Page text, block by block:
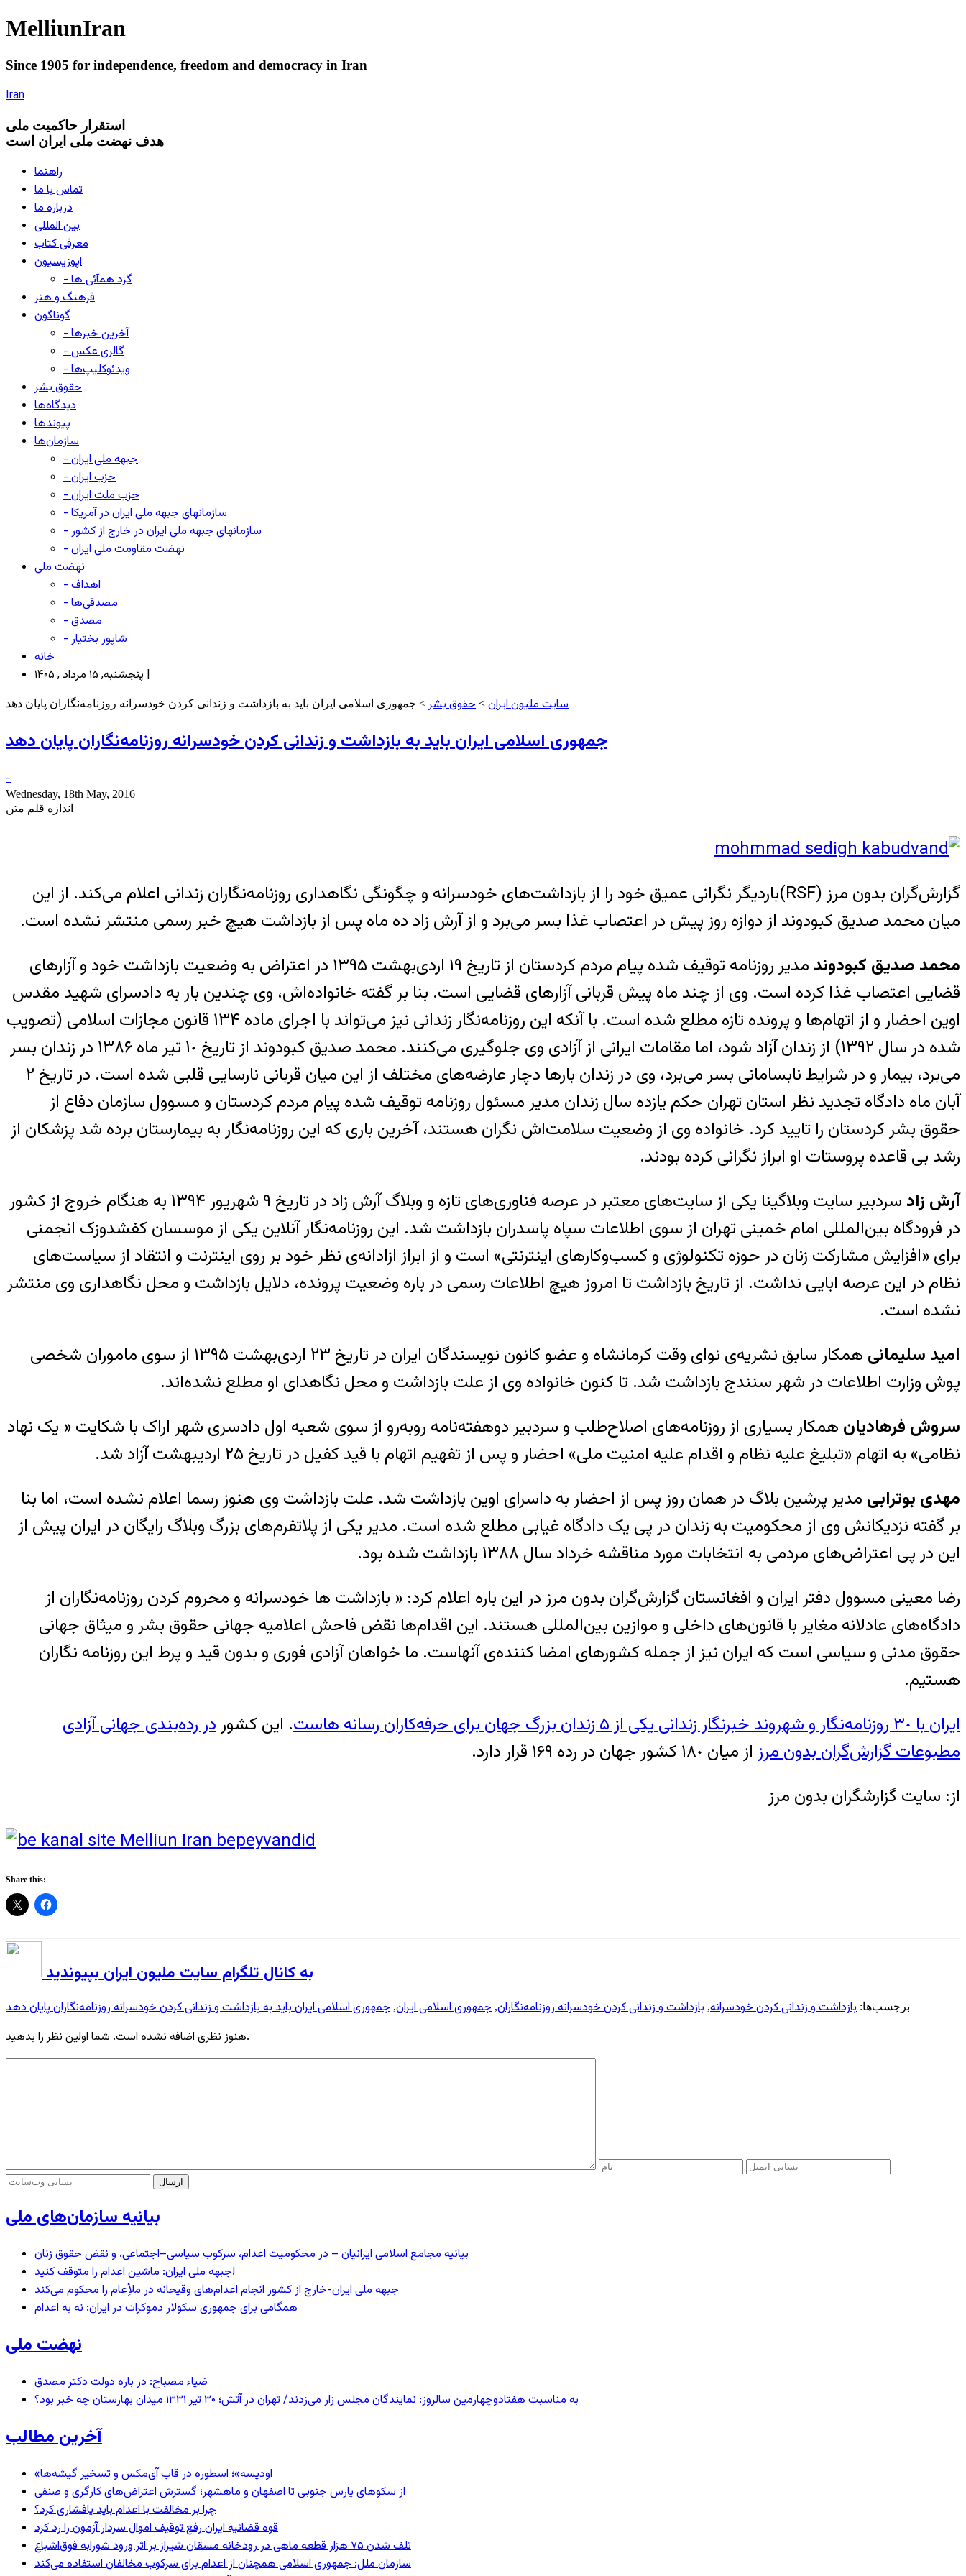
MelliunIran
Since 1905 for independence, freedom and democracy in Iran
Iran
استقرار حاکميت ملی
هدف نهضت ملی ایران است
راهنما
تماس با ما
درباره ما
بین المللی
معرفی کتاب
اپوزیسیون
- گرد همآئی ها
فرهنگ و هنر
گوناگون
- آخرین خبرها
- گالری عکس
- ویدئوکلیپ‌ها
حقوق بشر
دیدگاه‌ها
پیوندها
سازمان‌ها
- جبهه ملی ایران
- حزب ایران
- حزب ملت ایران
- سازمانهای جبهه ملی ایران در آمریکا
- سازمانهای جبهه ملی ایران در خارج از کشور
- نهضت مقاومت ملی ایران
نهضت ملی
- اهداف
- مصدقی‌ها
- مصدق
- شاپور بختیار
خانه
پنجشنبه, ۱۵ مرداد , ۱۴۰۵ |
سایت ملیون ایران > حقوق بشر > جمهوری اسلامی ایران باید به بازداشت‌ و زندانی کردن خودسرانه روزنامه‌نگاران پایان دهد
جمهوری اسلامی ایران باید به بازداشت‌ و زندانی کردن خودسرانه روزنامه‌نگاران پایان دهد
-
Wednesday, 18th May, 2016
اندازه قلم متن
گزارش‌گران بدون مرز (RSF)باردیگر نگرانی عمیق خود را از بازداشت‌های خودسرانه و چگونگی نگاهداری روزنامه‌نگاران زندانی اعلام می‌کند. از این
میان محمد صدیق کبودوند از دوازه روز پیش در اعتصاب غذا بسر می‌برد و از آرش زاد ده ماه پس از بازداشت هیچ خبر رسمی منتشر نشده است.
محمد صدیق کبودوند
مدیر روزنامه‌ توقیف شده پیام مردم کردستان از تاریخ ١٩ اردی‌بهشت ١٣٩۵ در اعتراض به وضعیت بازداشت خود و آزارهای
قضایی اعتصاب غذا کرده است. وی از چند ماه پیش قربانی آزارهای قضایی است. بنا بر گفته‌ خانواده‌اش، وی چندین بار به دادسرای شهید مقدس
اوین احضار و از اتهام‌ها و پرونده تازه مطلع شده است. با آنکه این روزنامه‌نگار زندانی نیز می‌تواند با اجرای ماده ۱۳۴ قانون مجازات اسلامی (تصویب
شده در سال ۱۳۹۲) از زندان آزاد شود، اما مقامات ایرانی از آزادی وی جلوگیری می‌کنند. محمد صدیق کبودوند از تاریخ ١٠ تیر ماه ١٣٨۶ در زندان بسر
می‌برد، بیمار و در شرایط نابسامانی بسر می‌برد، وی در زندان بارها دچار عارضه‌های مختلف از این میان قربانی نارسایی قلبی شده است. در تاریخ ٢
آبان ماه دادگاه تجدید نظر استان تهران حکم یازده سال زندان مدیر مسئول روزنامه توقیف شده پیام مردم کردستان و مسوول سازمان دفاع از
حقوق بشر کردستان را تایید کرد. خانواده وی از وضعیت سلامت‌اش نگران هستند، آخرین باری که این روزنامه‌نگار به بیمارستان برده شد پزشکان از
رشد بی قاعده پروستات او ابراز نگرانی کرده بودند.
آرش زاد
سردبیر سایت وبلاگینا یکی از سایت‌های معتبر در عرصه فناوری‌های تازه و وبلاگ آرش زاد در تاریخ ٩ شهریور ١٣٩۴ به هنگام خروج از کشور
در فرودگاه بین‌المللی امام خمینی تهران از سوی اطلاعات سپاه پاسدران بازداشت شد. این روزنامه‌نگار آنلاین یکی از موسسان کفشدوزک انجمنی
برای «افزایش مشارکت زنان در حوزه تکنولوژی و کسب‌وکارهای اینترنتی» است و از ابراز ازادانه‌ی نظر خود بر روی اینترنت و انتقاد از سیاست‌های
نظام در این عرصه ابایی نداشت. از تاریخ بازداشت تا امروز هیچ اطلاعات رسمی در باره وضعیت پرونده، دلایل بازداشت و محل نگاهداری وی منتشر
نشده است.
امید سلیمانی
همکار سابق نشریه‌ی نوای وقت کرمانشاه و عضو کانون نویسندگان ایران در تاریخ ۲۳ اردی‌بهشت ١٣٩۵ از سوی ماموران شخصی
پوش وزارت اطلاعات در شهر سنندج بازداشت شد. تا کنون خانواده وی از علت بازداشت و محل نگاهدای او مطلع نشده‌اند.
سروش فرهادیان همکار بسیاری از روزنامه‌های اصلاح‌طلب و سردبیر دوهفته‌نامه روبه‌رو از سوی شعبه اول دادسری شهر اراک با شکایت « یک نهاد
نظامی» به اتهام «تبلیغ علیه نظام و اقدام علیه امنیت ملی» احضار و پس از تفهیم اتهام با قید کفیل در تاریخ ٢۵ اردیبهشت آزاد شد.
مهدی بوترابی مدیر پرشین بلاگ در همان روز پس از احضار به داسرای اوین بازداشت شد. علت بازداشت وی هنوز رسما اعلام نشده است، اما بنا
بر گفته‌ نزدیکانش وی از محکومیت به زندان در پی یک دادگاه غیابی مطلع شده است. مدیر یکی از پلاتفرم‌های بزرگ وبلاگ رایگان در ایران پیش از
این در پی اعتراض‌های مردمی به انتخابات مورد مناقشه خرداد سال ١٣٨٨ بازداشت شده بود.
رضا معینی مسوول دفتر ایران و افغانستان گزارش‌گران بدون مرز در این باره اعلام کرد: « بازداشت ها خودسرانه و محروم کردن روزنامه‌نگاران از
دادگاه‌های عادلانه مغایر با قانون‌های داخلی و موازین بین‌المللی هستند. این اقدام‌ها نقض فاحش اعلامیه جهانی حقوق بشر و میثاق جهانی
حقوق مدنی و سیاسی است که ایران نیز از جمله کشورهای امضا کننده‌ی آنهاست. ما خواهان آزادی فوری و بدون قید و پرط این روزنامه نگاران
هستیم.
ایران با ٣٠ روزنامه‌نگار و شهروند خبرنگار زندانی یکی از ۵ زندان بزرگ جهان برای حرفه‌کاران رسانه هاست
. این کشوردر رده‌بندی جهانی آزادی
مطبوعات گزارش‌گران بدون مرز از میان ١٨٠ کشور جهان در رده ١۶٩ قرار دارد.
از: سایت گزارشگران بدون مرز
Share this:
به کانال تلگرام سایت ملیون ایران بپیوندید
برچسب‌ها: بازداشت‌ و زندانی کردن خودسرانه, بازداشت‌ و زندانی کردن خودسرانه روزنامه‌نگاران, جمهوری اسلامی ایران, جمهوری اسلامی ایران باید به بازداشت‌ و زندانی کردن خودسرانه روزنامه‌نگاران پایان دهد
هنوز نظری اضافه نشده است. شما اولین نظر را بدهید.
بیانیه سازمان‌های ملی
بیانیه مجامع اسلامی ایرانیان – در محکومیت اعدام، سرکوب سیاسی–اجتماعی، و نقض حقوق زنان
جبهه ملی ایران: ماشین اعدام را متوقف کنید!
جبهه ملی ایران-خارج از کشور انجام اعدام‌های وقیحانه در ملأِعام را محکوم می‌کند
همگامی برای جمهوری سکولار دموکرات در ایران: نه به اعدام
نهضت ملی
ضیاء مصباح: در باره دولت دکتر مصدق
به مناسبت هفتادوچهارمین سالروز: نمایندگان مجلس زار می‌زدند/ تهران در آتش؛ ۳۰ تیر ۱۳۳۱ میدان بهارستان چه خبر بود؟
آخرین مطالب
«اودیسه»؛ اسطوره در قاب آی‌مکس و تسخیر گیشه‌ها
از سکوهای پارس جنوبی تا اصفهان و ماهشهر؛ گسترش اعتراض‌های کارگری و صنفی
چرا بر مخالفت با اعدام باید پافشاری کرد؟
قوه قضائیه ایران رفع توقیف اموال سردار آزمون را رد کرد
تلف شدن ۷۵ هزار قطعه ماهی در رودخانه مسقان شیراز بر اثر ورود شورابه فوق‌اشباع
سازمان ملل: جمهوری اسلامی همچنان از اعدام برای سرکوب مخالفان استفاده می‌کند